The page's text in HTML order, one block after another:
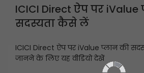
ICICI Direct ऐप पर iValue
सदस्यता कैसे लें
ICICI Direct ऐप पर iValue प्लान की
जानने के लिए यह वीडियो देखें